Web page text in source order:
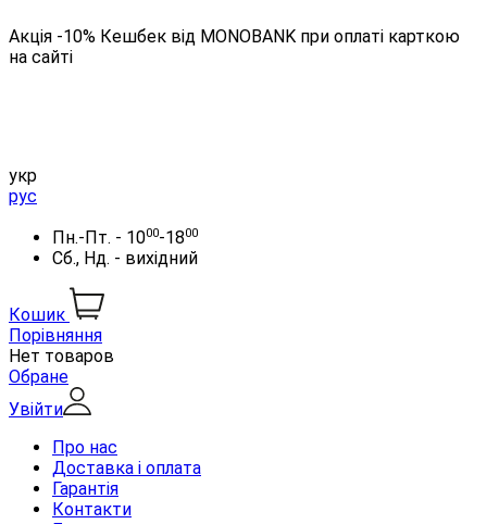
Акція -10% Кешбек від MONOBANK при оплаті карткою
на сайті
укр
рус
Пн.-Пт. - 1000-1800
Сб., Нд. - вихідний
Кошик
Порівняння
Нет товаров
Обране
Увійти
Про нас
Доставка і оплата
Гарантія
Контакти